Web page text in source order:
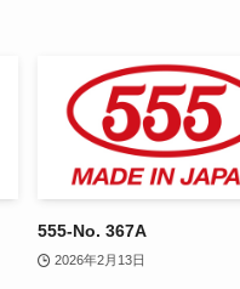
555-No. 367A
2026年2月13日